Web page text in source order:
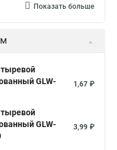
Показать больше
GLW-
1,67 ₽
GLW-
3,99 ₽